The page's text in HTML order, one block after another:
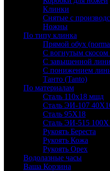
Клинки
Снятые с
Ножны
По типу клинка
Прямой обух
С вогнутым
С завышенной
С понижением
Танто (Tanto)
По материалам
Сталь 110х18 мшд
Сталь ЭИ-107
Сталь 95Х18
Сталь ЭИ-515
Рукоять Береста
Рукоять Кожа
Рукоять Орех
Водолазные часы
Ваша Корзина